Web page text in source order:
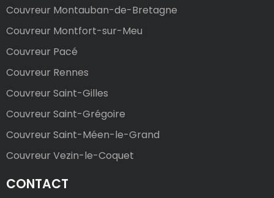
Couvreur Montauban-de-Bretagne
Couvreur Montfort-sur-Meu
Couvreur Pacé
Couvreur Rennes
Couvreur Saint-Gilles
Couvreur Saint-Grégoire
Couvreur Saint-Méen-le-Grand
Couvreur Vezin-le-Coquet
CONTACT